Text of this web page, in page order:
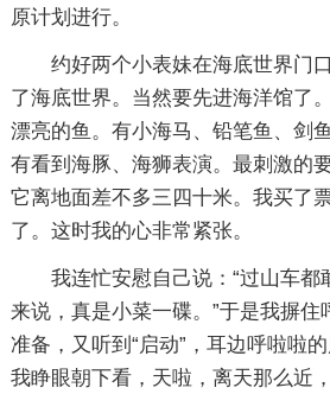
原计划进行。
约好两个小表妹在海底世界门
了海底世界。当然要先进海洋馆了
漂亮的鱼。有小海马、铅笔鱼、剑
有看到海豚、海狮表演。最刺激的
它离地面差不多三四十米。我买了
了。这时我的心非常紧张。
我连忙安慰自己说：“过山车都
来说，真是小菜一碟。”于是我摒住
准备，又听到“启动”，耳边呼啦啦
我睁眼朝下看，天啦，离天那么近